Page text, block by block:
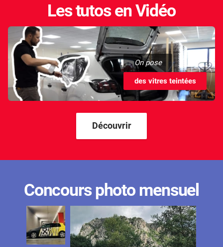
Les tutos en Vidéo
On pose
des vitres teintées
Découvrir
Concours photo mensuel